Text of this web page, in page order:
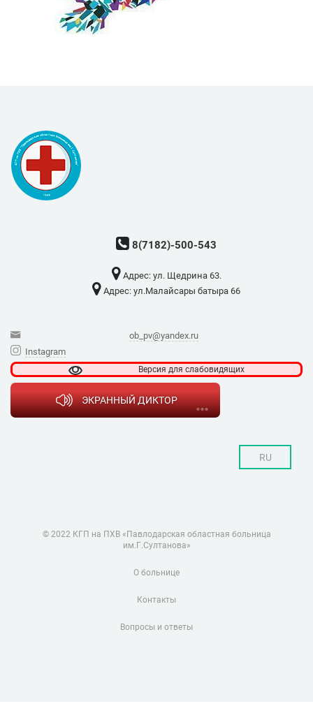
8(7182)-500-543
Адрес: ​ул. Щедрина 63.
Адрес: ​ул.Малайсары батыра 66
ob_pv@yandex.ru
Instagram
Версия для слабовидящих
ЭКРАННЫЙ ДИКТОР
RU
© 2022 КГП на ПХВ «Павлодарская областная больница
им.Г.Султанова»
О больнице
Контакты
Вопросы и ответы